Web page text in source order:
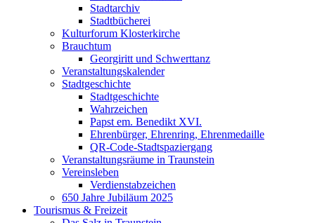
Stadtarchiv
Stadtbücherei
Kulturforum Klosterkirche
Brauchtum
Georgiritt und Schwerttanz
Veranstaltungskalender
Stadtgeschichte
Stadtgeschichte
Wahrzeichen
Papst em. Benedikt XVI.
Ehrenbürger, Ehrenring, Ehrenmedaille
QR-Code-Stadtspaziergang
Veranstaltungsräume in Traunstein
Vereinsleben
Verdienstabzeichen
650 Jahre Jubiläum 2025
Tourismus & Freizeit